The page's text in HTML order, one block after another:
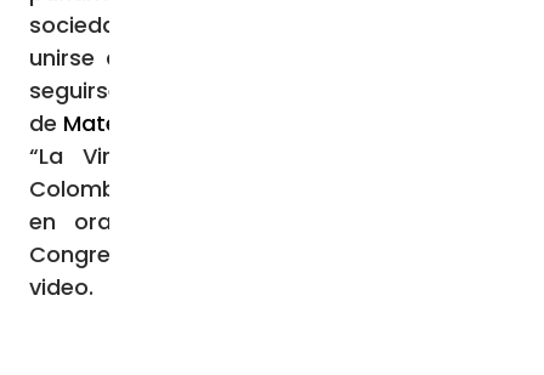
sociedad colombiana invitaron a los fieles a
unirse a la jornada de oración, que podrá
seguirse en directo a través del canal
de Mater Fátima Internacional
“La Virgen quiere obrar un milagro en
Colombia. Por eso te pedimos que te unas
en oración a Ella desde acá, desde el
Congreso de la República”, afirman en el
video.